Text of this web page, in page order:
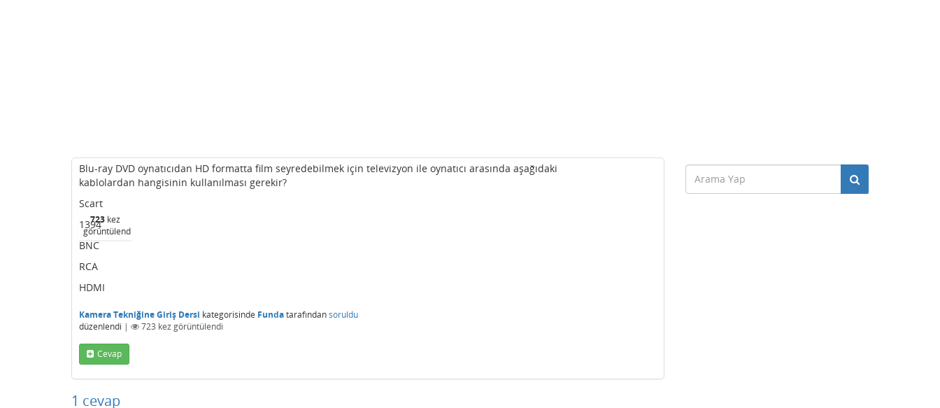
723 kez
görüntülendi
Blu-ray DVD oynatıcıdan HD formatta film seyredebilmek için televizyon ile oynatıcı arasında aşağıdaki
kablolardan hangisinin kullanılması gerekir?
Scart
1394
BNC
RCA
HDMI
Kamera Tekniğine Giriş Dersi kategorisinde Fundatarafındansoruldu
düzenlendi | 723 kez görüntülendi
Cevap
1 cevap